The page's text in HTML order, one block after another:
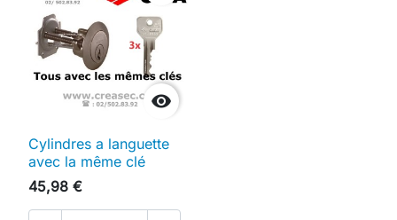

Cylindres a languette
avec la même clé
45,98 €